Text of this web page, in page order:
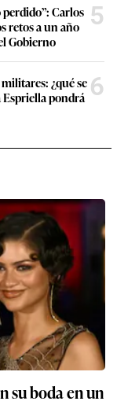
Carlos
retos a un año
Gobierno
5
¿qué se
Espriella pondrá 6
su boda en un